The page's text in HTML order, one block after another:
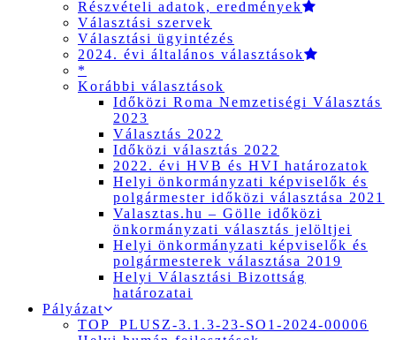
Részvételi adatok, eredmények
Választási szervek
Választási ügyintézés
2024. évi általános választások
*
Korábbi választások
Időközi Roma Nemzetiségi Választás
2023
Választás 2022
Időközi választás 2022
2022. évi HVB és HVI határozatok
Helyi önkormányzati képviselők és
polgármester időközi választása 2021
Valasztas.hu – Gölle időközi
önkormányzati választás jelöltjei
Helyi önkormányzati képviselők és
polgármesterek választása 2019
Helyi Választási Bizottság
határozatai
Pályázat
TOP_PLUSZ-3.1.3-23-SO1-2024-00006